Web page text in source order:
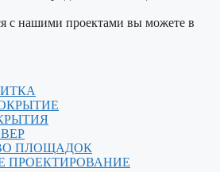
с нашими проектами вы можете в
ПЛОЩАДОК
ПРОЕКТИРОВАНИЕ